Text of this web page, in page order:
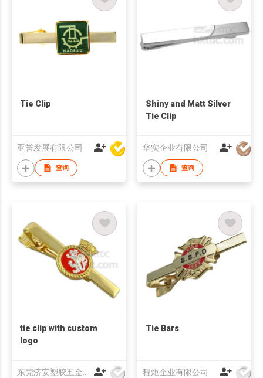
Tie Clip
亚誉发展有限公司
查询
Shiny and Matt Silver
Tie Clip
华实企业有限公司
查询
tie clip with custom
logo
东莞济安塑胶五金制品有限公司
Tie Bars
程炬企业有限公司